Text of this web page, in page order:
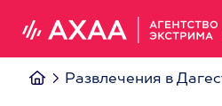
Развлечения в